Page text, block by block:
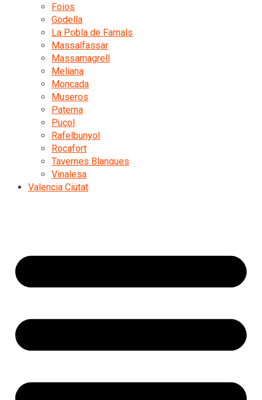
Foios
Godella
La Pobla de Farnals
Massalfassar
Massamagrell
Meliana
Moncada
Museros
Paterna
Puçol
Rafelbunyol
Rocafort
Tavernes Blanques
Vinalesa
Valencia Ciutat